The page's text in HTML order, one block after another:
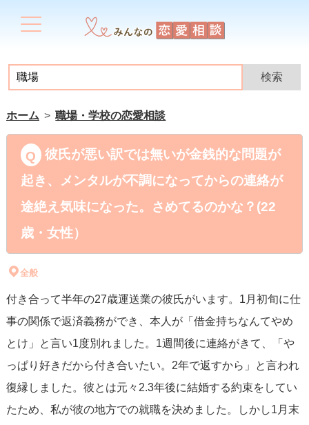
ホーム 職場・学校の恋愛相談
彼氏が悪い訳では無いが金銭的な問題が
起き、メンタルが不調になってからの連絡が
途絶え気味になった。さめてるのかな？(22
歳・女性）
全般
付き合って半年の27歳運送業の彼氏がいます。1月初旬に仕
事の関係で返済義務ができ、本人が「借金持ちなんてやめ
とけ」と言い1度別れました。1週間後に連絡がきて、「や
っぱり好きだから付き合いたい。2年で返すから」と言われ
復縁しました。彼とは元々2.3年後に結婚する約束をしてい
たため、私が彼の地方での就職を決めました。しかし1月末